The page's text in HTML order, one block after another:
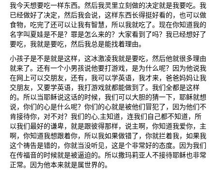
我今天想要吃一样东西。然后我灵里立刻做的决定就是我要吃。我
已经做好了决定，然后我会说，这样东西长得挺好看的，也可以做
食物，吃完了还可以让我有智慧，所以我就吃了。现在你知道我的
名字叫夏娃是不是？罪是怎么来的？大家看到了吗？我已经想好了
要吃，我就是要吃，然后我总是能找着理由。
小孩子是不是就是这样，这冰激凌我就是要吃，然后他就很多理由
就来了。还有一个小男孩说他要打游戏，是为什么呢？因为他说我
在网上可以交朋友，还有，我可以学英语，我才来，爸爸妈妈让我
交朋友，又要学英语，我打游戏就都能做到了。我们全都是这样
的。所以当耶稣说这话的时候，我们可以大胆的猜一下，耶稣就想
说，你们的心是什么呢？你们的心就是被他们冒犯了，因为他们不
肯接待你，对不对？我们的心,主知道，连我们自己都不知道，所
以我们最好的谦卑，就是跟彼得那样，说主啊，你知道我爱你，主
啊，你知道我想跟着你，所以我如果做错了，你就拦着我，如果我
这个祷告是错的，你就当没听见，这是个非常好的态度。因为我们
在传福音的时候就是被逼迫的。所以撒玛莉亚人不接待耶稣也非常
正常。因为他本来就是属世界的。